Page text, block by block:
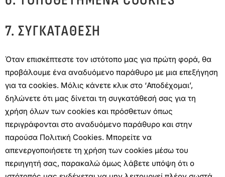
7. ΣΥΓΚΑΤΆΘΕΣΗ
Όταν επισκέπτεστε τον ιστότοπο μας για πρώτη φορά, θα
προβάλουμε ένα αναδυόμενο παράθυρο με μια επεξήγηση
για τα cookies. Μόλις κάνετε κλικ στο ‘Αποδέχομαι’,
δηλώνετε ότι μας δίνεται τη συγκατάθεσή σας για τη
χρήση όλων των cookies και πρόσθετων όπως
περιγράφονται στο αναδυόμενο παράθυρο και στην
παρούσα Πολιτική Cookies. Μπορείτε να
απενεργοποιήσετε τη χρήση των cookies μέσω του
περιηγητή σας, παρακαλώ όμως λάβετε υπόψη ότι ο